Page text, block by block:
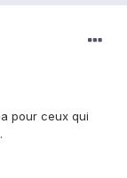
pour ceux qui